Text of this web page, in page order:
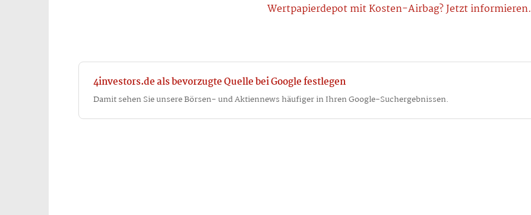
Wertpapierdepot mit Kosten-Airbag? Jetzt informieren.
4investors.de als bevorzugte Quelle bei Google festlegen
Damit sehen Sie unsere Börsen- und Aktiennews häufiger in Ihren Google-Suchergebnissen.